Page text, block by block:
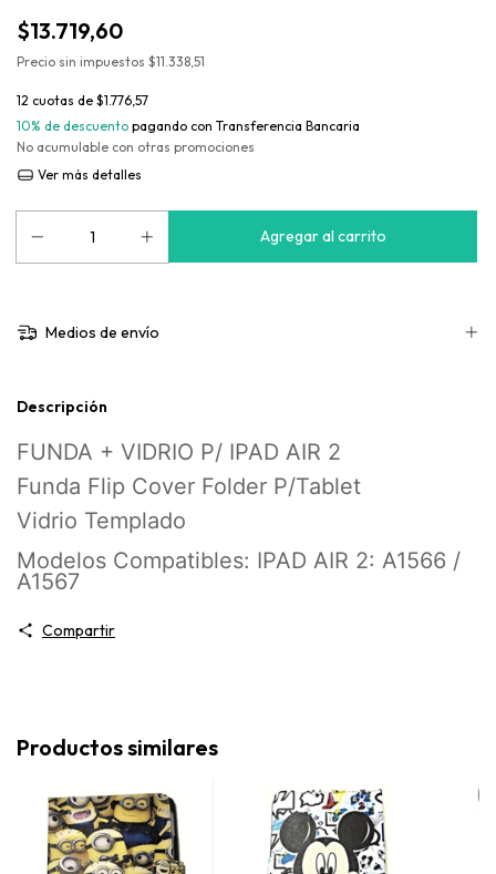
$13.719,60
Precio sin impuestos $11.338,51
12 cuotas de $1.776,57
10% de descuento pagando con Transferencia Bancaria
No acumulable con otras promociones
Ver más detalles
Medios de envío
Descripción
FUNDA + VIDRIO P/ IPAD AIR 2
Funda Flip Cover Folder P/Tablet
Vidrio Templado
Modelos Compatibles: IPAD AIR 2: A1566 /
A1567
Compartir
Productos similares